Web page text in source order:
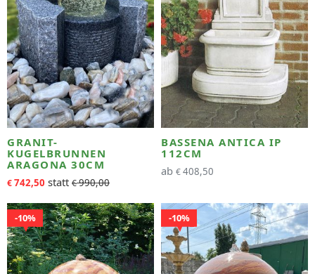
GRANIT-
KUGELBRUNNEN
ARAGONA 30CM
€742,50 €990,00
BASSENA ANTICA IP
112CM
ab €408,50
10% 10%